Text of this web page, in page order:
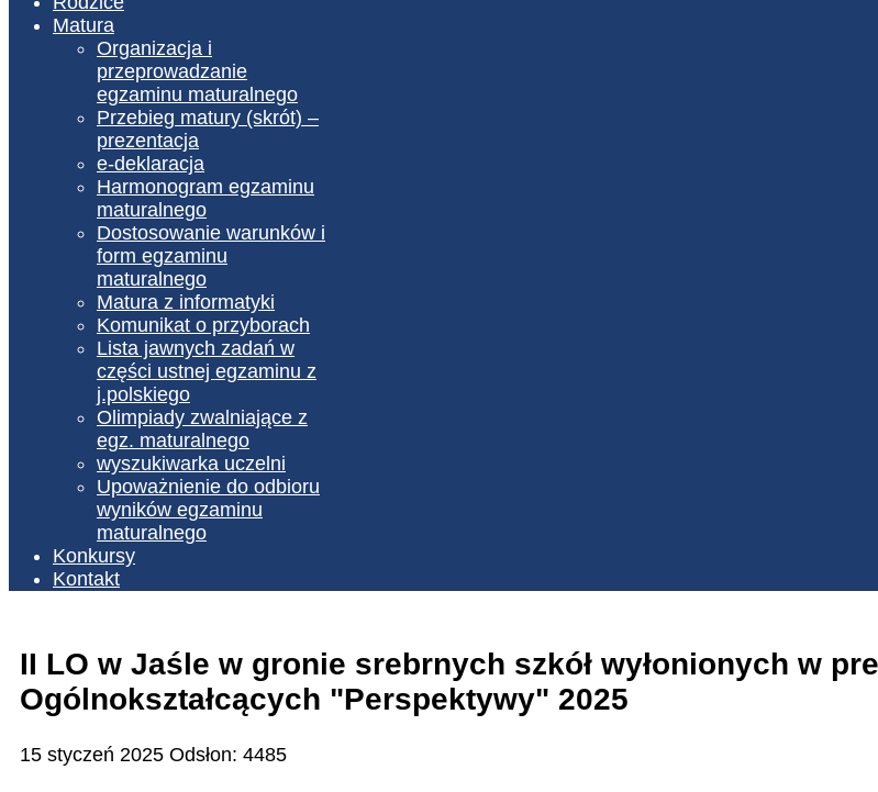
Matura
Organizacja i
przeprowadzanie
egzaminu maturalnego
Przebieg matury (skrót) –
prezentacja
e-deklaracja
Harmonogram egzaminu
maturalnego
Dostosowanie warunków i
form egzaminu
maturalnego
Matura z informatyki
Komunikat o przyborach
Lista jawnych zadań w
części ustnej egzaminu z
j.polskiego
Olimpiady zwalniające z
egz. maturalnego
wyszukiwarka uczelni
Upoważnienie do odbioru
wyników egzaminu
maturalnego
Konkursy
Kontakt
II LO w Jaśle w gronie srebrnych szkół wyłonionych w
Ogólnokształcących "Perspektywy" 2025
15 styczeń 2025 Odsłon: 4485